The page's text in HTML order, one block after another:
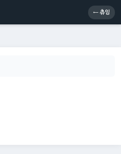
메인
← 츄잉